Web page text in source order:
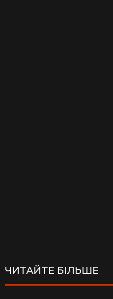
ЧИТАЙТЕ БІЛЬШЕ